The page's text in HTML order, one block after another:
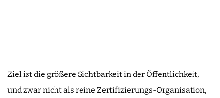
Ziel ist die größere Sichtbarkeit in der Öffentlichkeit,
und zwar nicht als reine Zertifizierungs-Organisation,